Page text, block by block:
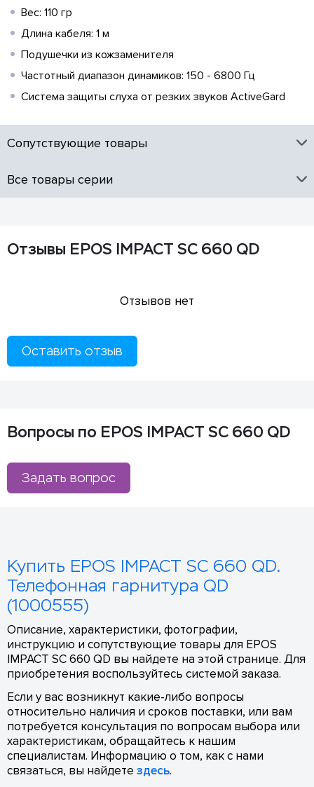
Вес: 110 гр
Длина кабеля: 1 м
Подушечки из кожзаменителя
Частотный диапазон динамиков: 150 - 6800 Гц
Система защиты слуха от резких звуков ActiveGard
Сопутствующие товары
Все товары серии
Отзывы EPOS IMPACT SC 660 QD
Отзывов нет
Оставить отзыв
Вопросы по EPOS IMPACT SC 660 QD
Задать вопрос
Купить EPOS IMPACT SC 660 QD.
Телефонная гарнитура QD
(1000555)
Описание, характеристики, фотографии,
инструкцию и сопутствующие товары для EPOS
IMPACT SC 660 QD вы найдете на этой странице. Для
приобретения воспользуйтесь системой заказа.
Если у вас возникнут какие-либо вопросы
относительно наличия и сроков поставки, или вам
потребуется консультация по вопросам выбора или
характеристикам, обращайтесь к нашим
специалистам. Информацию о том, как с нами
связаться, вы найдете здесь.